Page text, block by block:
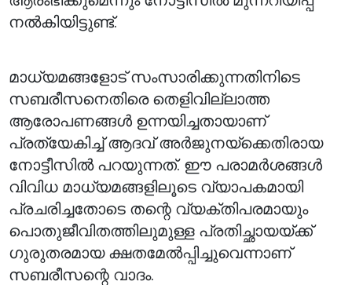
നൽകിയിട്ടുണ്ട്.
മാധ്യമങ്ങളോട് സംസാരിക്കുന്നതിനിടെ
സബരീസനെതിരെ തെളിവില്ലാത്ത
ആരോപണങ്ങൾ ഉന്നയിച്ചതായാണ്
പ്രത്യേകിച്ച് ആദവ് അർജുനയ്‌ക്കെതിരായ
നോട്ടീസിൽ പറയുന്നത്. ഈ പരാമർശങ്ങൾ
വിവിധ മാധ്യമങ്ങളിലൂടെ വ്യാപകമായി
പ്രചരിച്ചതോടെ തന്റെ വ്യക്തിപരമായും
പൊതുജീവിതത്തിലുമുള്ള പ്രതിച്ഛായയ്ക്ക്
ഗുരുതരമായ ക്ഷതമേൽപ്പിച്ചുവെന്നാണ്
സബരീസന്റെ വാദം.